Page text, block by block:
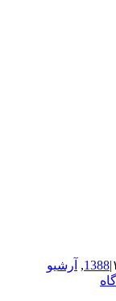
|
1388
, آرشیو